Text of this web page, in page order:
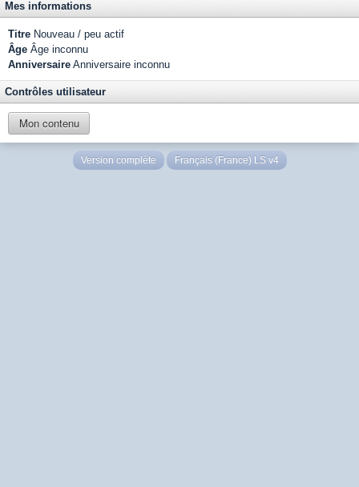
Mes informations
Titre Nouveau / peu actif
Âge Âge inconnu
Anniversaire Anniversaire inconnu
Contrôles utilisateur
Mon contenu
Version complète Français (France) LS v4